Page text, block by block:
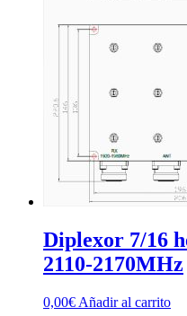
Diplexor 7/16
2110-2170MHz
0,00€ Añadir al carrito